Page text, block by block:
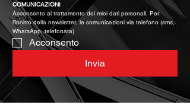
COMUNICAZIONI
Acconsento al trattamento dei miei dati personali. Per
l’inoltro della newsletter, le comunicazioni via telefono (sms,
WhatsApp, telefonata)
Acconsento
Invia